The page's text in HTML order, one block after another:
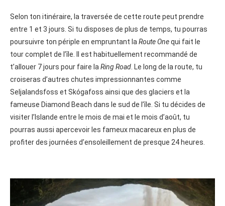
Selon ton itinéraire, la traversée de cette route peut prendre
entre 1 et 3 jours. Si tu disposes de plus de temps, tu pourras
poursuivre ton périple en empruntant la Route Onequi fait le
tour complet de l’île. Il est habituellement recommandé de
t’allouer 7 jours pour faire la Ring Road . Le long de la route, tu
croiseras d’autres chutes impressionnantes comme
Seljalandsfoss et Skógafoss ainsi que des glaciers et la
fameuse Diamond Beach dans le sud de l’île. Si tu décides de
visiter l’Islande entre le mois de mai et le mois d’août, tu
pourras aussi apercevoir les fameux macareux en plus de
profiter des journées d’ensoleillement de presque 24 heures.